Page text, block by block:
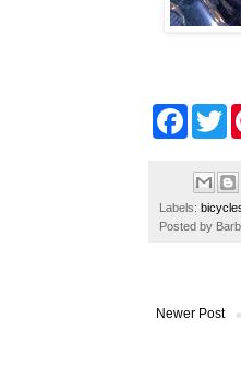
o
k
w
t
e
Labels:
Posted by
Newer Post